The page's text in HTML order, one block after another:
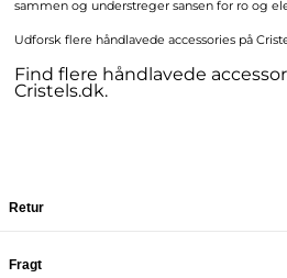
sammen og understreger sansen for ro og
Udforsk flere håndlavede accessories på
Find flere håndlavede
Cristels.dk.
Retur
Fragt